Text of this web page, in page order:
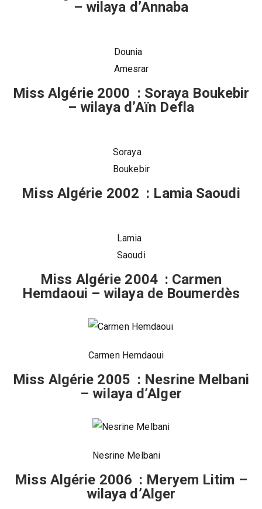
– wilaya d’Annaba
Dounia
Amesrar
Miss Algérie 2000 : Soraya Boukebir
– wilaya d’Aïn Defla
Soraya
Boukebir
Miss Algérie 2002 : Lamia Saoudi
Lamia
Saoudi
Miss Algérie 2004 : Carmen
Hemdaoui – wilaya de Boumerdès
Carmen Hemdaoui
Miss Algérie 2005 : Nesrine Melbani
– wilaya d’Alger
Nesrine Melbani
Miss Algérie 2006 : Meryem Litim –
wilaya d’Alger